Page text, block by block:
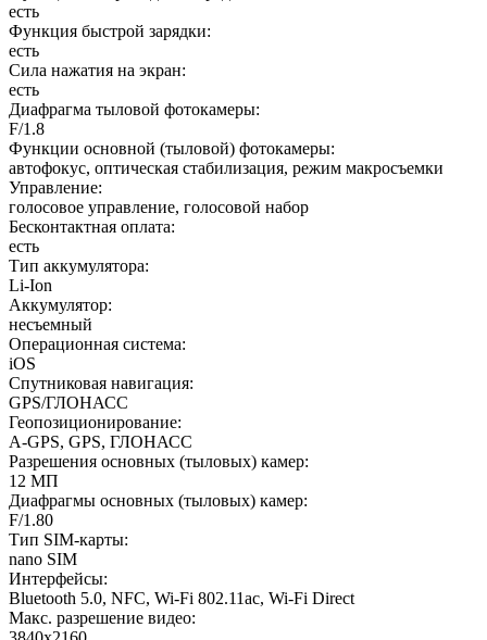
есть
Функция быстрой зарядки:
есть
Сила нажатия на экран:
есть
Диафрагма тыловой фотокамеры:
F/1.8
Функции основной (тыловой) фотокамеры:
автофокус, оптическая стабилизация, режим макросъемки
Управление:
голосовое управление, голосовой набор
Бесконтактная оплата:
есть
Тип аккумулятора:
Li-Ion
Аккумулятор:
несъемный
Операционная система:
iOS
Спутниковая навигация:
GPS/ГЛОНАСС
Геопозиционирование:
A-GPS, GPS, ГЛОНАСС
Разрешения основных (тыловых) камер:
12 МП
Диафрагмы основных (тыловых) камер:
F/1.80
Тип SIM-карты:
nano SIM
Интерфейсы:
Bluetooth 5.0, NFC, Wi-Fi 802.11ac, Wi-Fi Direct
Макс. разрешение видео: